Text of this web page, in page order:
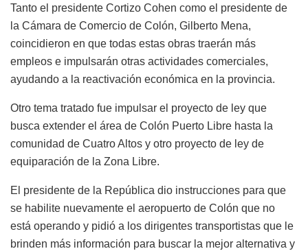
Tanto el presidente Cortizo Cohen como el presidente de
la Cámara de Comercio de Colón, Gilberto Mena,
coincidieron en que todas estas obras traerán más
empleos e impulsarán otras actividades comerciales,
ayudando a la reactivación económica en la provincia.
Otro tema tratado fue impulsar el proyecto de ley que
busca extender el área de Colón Puerto Libre hasta la
comunidad de Cuatro Altos y otro proyecto de ley de
equiparación de la Zona Libre.
El presidente de la República dio instrucciones para que
se habilite nuevamente el aeropuerto de Colón que no
está operando y pidió a los dirigentes transportistas que le
brinden más información para buscar la mejor alternativa y